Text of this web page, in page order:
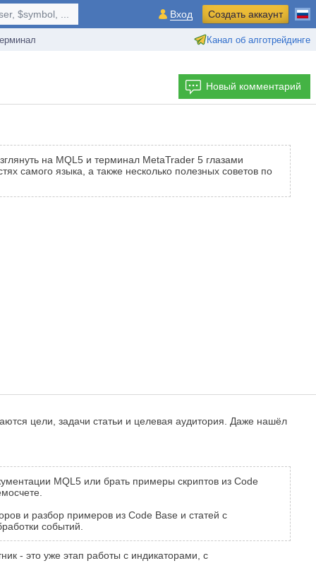
Канал об алготрейдинге
$symbol, ... Вход Создать аккаунт
Новый комментарий
на MQL5 и терминал MetaTrader 5 глазами
самого языка, а также несколько полезных советов по
цели, задачи статьи и целевая аудитория. Даже нашёл
MQL5 или брать примеры скриптов из Code
и разбор примеров из Code Base и статей с
событий.
- это уже этап работы с индикаторами, с